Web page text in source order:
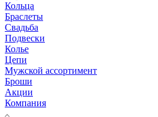
Кольца
Браслеты
Свадьба
Подвески
Колье
Цепи
Мужской ассортимент
Броши
Акции
Компания